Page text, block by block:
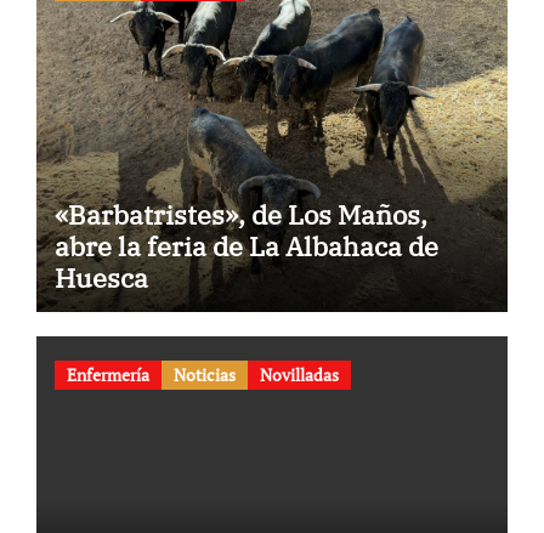
«Barbatristes», de Los Maños,
abre la feria de La Albahaca de
Huesca
Enfermería Noticias Novilladas